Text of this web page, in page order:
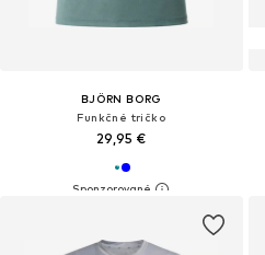
BJÖRN BORG
Funkčné tričko
29,95 €